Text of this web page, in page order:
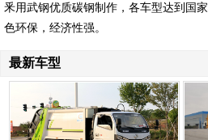
釆用武钢优质碳钢制作，各车型达到国
色环保，经济性强。
最新车型